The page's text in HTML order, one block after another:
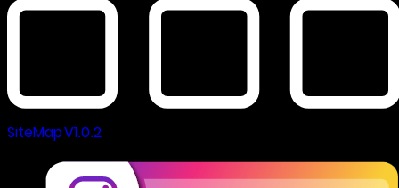
SiteMap V1.0.2